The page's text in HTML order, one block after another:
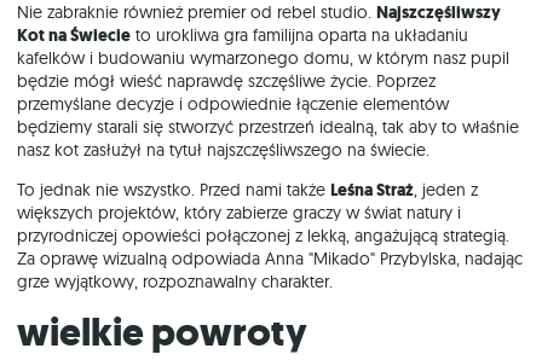
Nie zabraknie również premier od rebel studio. Najszczęśliwszy
Kot na Świecie to urokliwa gra familijna oparta na układaniu
kafelków i budowaniu wymarzonego domu, w którym nasz pupil
będzie mógł wieść naprawdę szczęśliwe życie. Poprzez
przemyślane decyzje i odpowiednie łączenie elementów
będziemy starali się stworzyć przestrzeń idealną, tak aby to właśnie
nasz kot zasłużył na tytuł najszczęśliwszego na świecie.
To jednak nie wszystko. Przed nami także Leśna Straż, jeden z
większych projektów, który zabierze graczy w świat natury i
przyrodniczej opowieści połączonej z lekką, angażującą strategią.
Za oprawę wizualną odpowiada Anna "Mikado" Przybylska, nadając
grze wyjątkowy, rozpoznawalny charakter.
wielkie powroty